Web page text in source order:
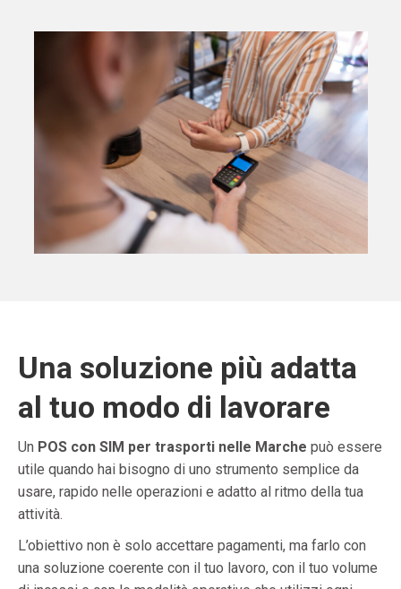
Una soluzione più adatta
al tuo modo di lavorare
Un POS con SIM per trasporti nelle Marche può essere
utile quando hai bisogno di uno strumento semplice da
usare, rapido nelle operazioni e adatto al ritmo della tua
attività.
L’obiettivo non è solo accettare pagamenti, ma farlo con
una soluzione coerente con il tuo lavoro, con il tuo volume